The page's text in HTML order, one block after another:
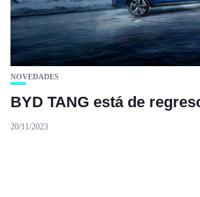
NOVEDADES
BYD TANG está de
20/11/2023